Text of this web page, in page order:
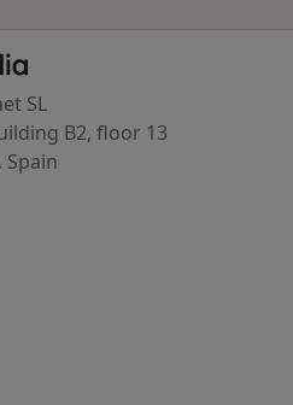
SL
B2, floor 13
Spain